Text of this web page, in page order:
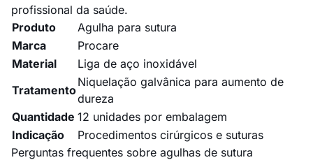
profissional da saúde.
Produto
Agulha para sutura
Marca
Procare
Material
Liga de aço inoxidável
Tratamento
Niquelação galvânica para aumento de
dureza
Quantidade 12 unidades por embalagem
Indicação
Procedimentos cirúrgicos e suturas
Perguntas frequentes sobre agulhas de sutura